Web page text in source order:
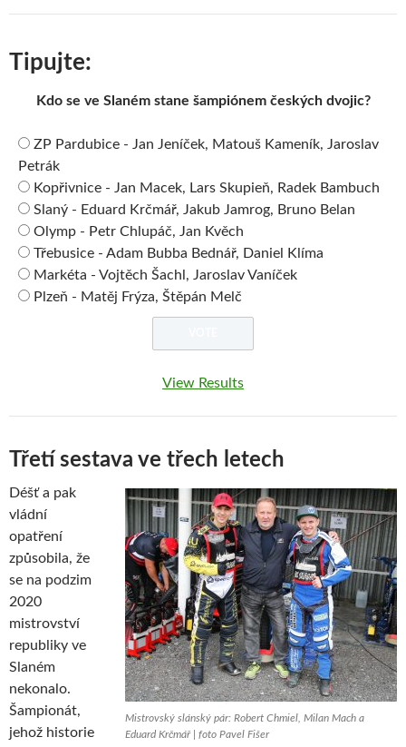
Tipujte:
Kdo se ve Slaném stane šampiónem českých dvojic?
ZP Pardubice - Jan Jeníček, Matouš Kameník, Jaroslav
Petrák
Kopřivnice - Jan Macek, Lars Skupieň, Radek Bambuch
Slaný - Eduard Krčmář, Jakub Jamrog, Bruno Belan
Olymp - Petr Chlupáč, Jan Kvěch
Třebusice - Adam Bubba Bednář, Daniel Klíma
Markéta - Vojtěch Šachl, Jaroslav Vaníček
Plzeň - Matěj Frýza, Štěpán Melč
View Results
Třetí sestava ve třech letech
Mistrovský slánský pár: Robert Chmiel, Milan Mach a
Eduard Krčmář | foto Pavel Fišer
Déšť a pak
vládní
opatření
způsobila, že
se na podzim
2020
mistrovství
republiky ve
Slaném
nekonalo.
Šampionát,
jehož historie